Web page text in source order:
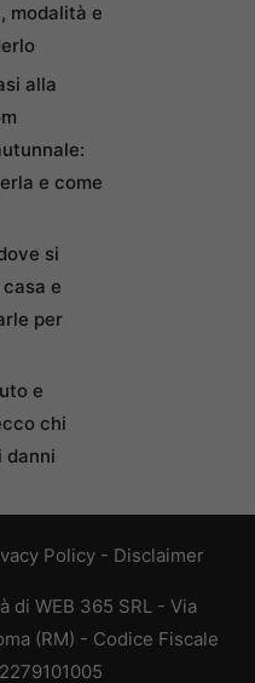
modalità e
alla
e come
si
e
per
e
chi
danni
Policy - Disclaimer
di WEB 365 SRL - Via
(RM) - Codice Fiscale